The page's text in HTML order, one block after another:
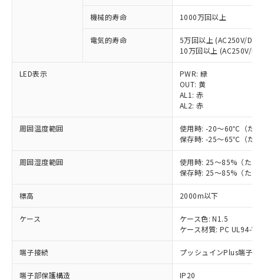
機械的寿命 1000万回以上
電気的寿命
5万回以上 (AC250V/
10万回以上 (AC250V/
LED表示
PWR: 緑
OUT: 黄
AL1: 赤
AL2: 赤
周囲温度範囲
使用時: -20～60℃（ただ
保存時: -25～65℃（ただ
周囲湿度範囲
使用時: 25～85%（ただ
保存時: 25～85%（ただ
標高 2000m以下
ケース
ケース色: N1.5
ケース材質: PC UL94-V0
端子接続 プッシュインPlus端子
端子部保護構造 IP20
ご利用条件
以下の条件をお読みいただき、同意のうえ
本サービスは、当社制御機器事業取扱
商品の当社在庫状況および標準価格
(税抜)を提供させていただくもので
当社制御機器事業取扱商品の中には、
本サービスの対象外となる商品もある
ことをご了承ください。
対応済み：EU RoHS指令（10物質）の
非含有に対応した製品が提供可能な商品で
対応予定：EU RoHS指令（10物質）の非含
有に対応した製品に切り替える予定のある
対応予定なし：EU RoHS指令（10物質）の
非含有に非対応の商品で、対応品を出す予
調査・確認中：EU RoHS指令（10物質）の
非含有の対応状況を調査中または確認中の
非該当品：ライセンス料など無形物で、有
害物質有無と関係のない商品です。
仕入先様の事情により、非含有部品として
いたものが、含有品と判明した場合などや
「○」：最大均質材料含有率が中国RoHSの
基準値以下であることを示します。
「×」：最大均質材料含有率が中国RoHSの
基準値を超えていることを示します。
「－」：未確認です。当社販売部門へお問